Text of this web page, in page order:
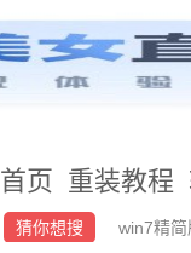
首页 重装教程
猜你想搜 win7精简